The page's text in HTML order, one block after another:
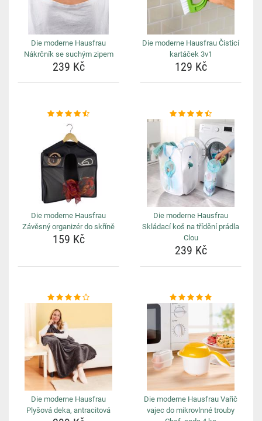
Die moderne Hausfrau
Nákrčník se suchým zipem
239 Kč
Die moderne Hausfrau Čisticí
kartáček 3v1
129 Kč
Die moderne Hausfrau
Závěsný organizér do skříně
159 Kč
Die moderne Hausfrau
Skládací koš na třídění prádla
Clou
239 Kč
Die moderne Hausfrau
Plyšová deka, antracitová
Die moderne Hausfrau Vařič
vajec do mikrovlnné trouby